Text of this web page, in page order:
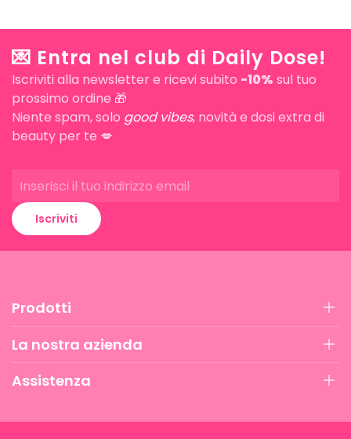
💌 Entra nel club di Daily Dose!
Iscriviti alla newsletter e ricevi subito -10% sul tuo
prossimo ordine 🎁
Niente spam, solo good vibes, novità e dosi extra di
beauty per te 💋
Iscriviti
Prodotti
La nostra azienda
Assistenza